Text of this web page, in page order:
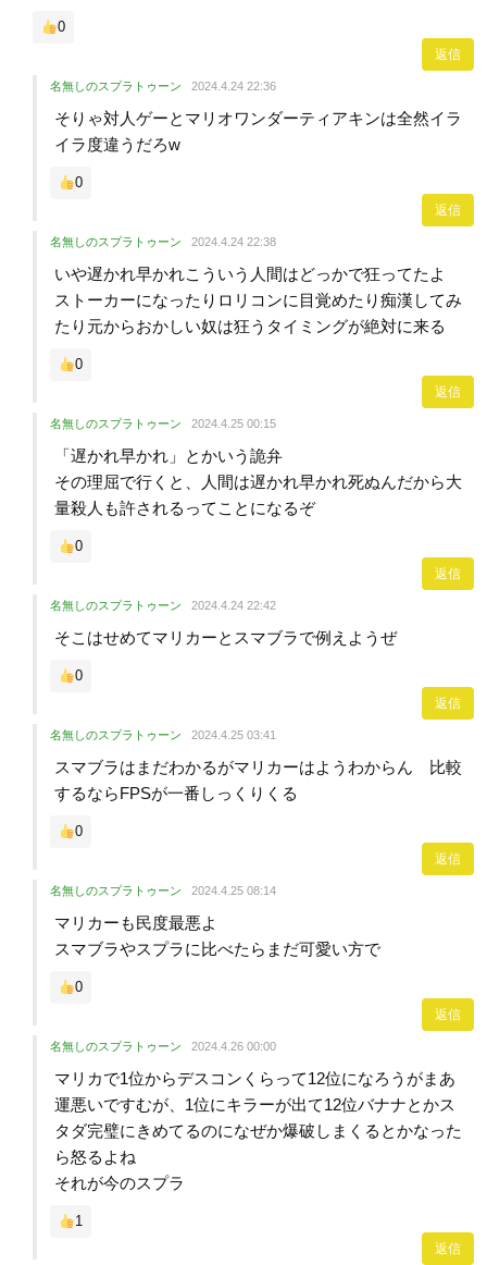
0
返信
名無しのスプラトゥーン 2024.4.24 22:36
そりゃ対人ゲーとマリオワンダーティアキンは全然イラ
イラ度違うだろw
0
返信
名無しのスプラトゥーン 2024.4.24 22:38
いや遅かれ早かれこういう人間はどっかで狂ってたよ
ストーカーになったりロリコンに目覚めたり痴漢してみ
たり元からおかしい奴は狂うタイミングが絶対に来る
0
返信
名無しのスプラトゥーン 2024.4.25 00:15
「遅かれ早かれ」とかいう詭弁
その理屈で行くと、人間は遅かれ早かれ死ぬんだから大
量殺人も許されるってことになるぞ
0
返信
名無しのスプラトゥーン 2024.4.24 22:42
そこはせめてマリカーとスマブラで例えようぜ
0
返信
名無しのスプラトゥーン 2024.4.25 03:41
スマブラはまだわかるがマリカーはようわからん 比較
するならFPSが一番しっくりくる
0
返信
名無しのスプラトゥーン 2024.4.25 08:14
マリカーも民度最悪よ
スマブラやスプラに比べたらまだ可愛い方で
0
返信
名無しのスプラトゥーン 2024.4.26 00:00
マリカで1位からデスコンくらって12位になろうがまあ
運悪いですむが、1位にキラーが出て12位バナナとかス
タダ完璧にきめてるのになぜか爆破しまくるとかなった
ら怒るよね
それが今のスプラ
1
返信